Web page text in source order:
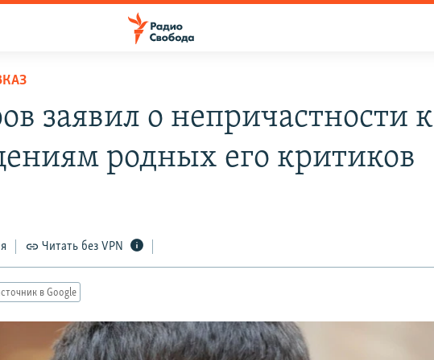
заявил о непричастности к
родных его критиков
Читать без VPN
в Google